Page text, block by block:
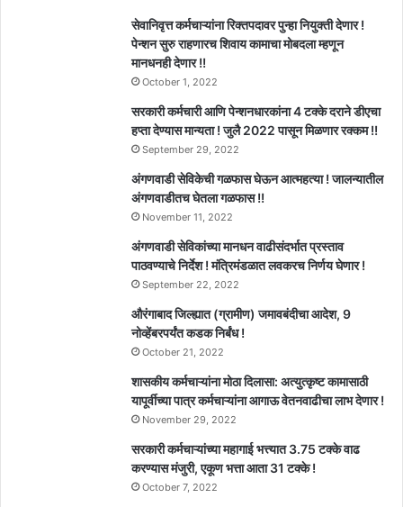
सेवानिवृत्त कर्मचाऱ्यांना रिक्तपदावर पुन्हा नियुक्ती देणार !
पेन्शन सुरु राहणारच शिवाय कामाचा मोबदला म्हणून
मानधनही देणार !!
October 1, 2022
सरकारी कर्मचारी आणि पेन्शनधारकांना 4 टक्के दराने डीएचा
हप्ता देण्यास मान्यता ! जुलै 2022 पासून मिळणार रक्कम !!
September 29, 2022
अंगणवाडी सेविकेची गळफास घेऊन आत्महत्या ! जालन्यातील
अंगणवाडीतच घेतला गळफास !!
November 11, 2022
अंगणवाडी सेविकांच्या मानधन वाढीसंदर्भात प्रस्ताव
पाठवण्याचे निर्देश ! मंत्रिमंडळात लवकरच निर्णय घेणार !
September 22, 2022
औरंगाबाद जिल्ह्यात (ग्रामीण) जमावबंदीचा आदेश, 9
नोव्हेंबरपर्यंत कडक निर्बंध !
October 21, 2022
शासकीय कर्मचाऱ्यांना मोठा दिलासा: अत्युत्कृष्ट कामासाठी
यापूर्वीच्या पात्र कर्मचाऱ्यांना आगाऊ वेतनवाढीचा लाभ देणार !
November 29, 2022
सरकारी कर्मचाऱ्यांच्या महागाई भत्त्यात 3.75 टक्के वाढ
करण्यास मंजुरी, एकूण भत्ता आता 31 टक्के !
October 7, 2022